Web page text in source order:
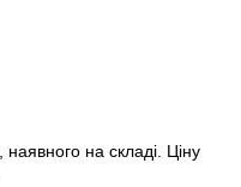
на складі. Ціну